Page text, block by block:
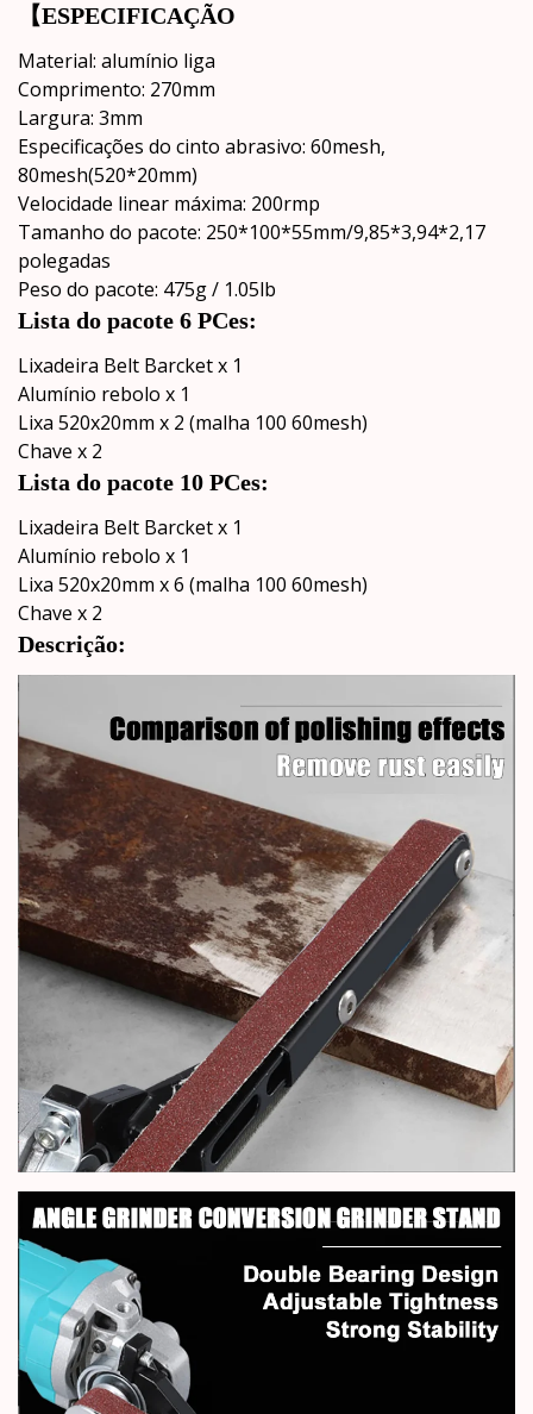
【ESPECIFICAÇÃO
Material: alumínio liga
Comprimento: 270mm
Largura: 3mm
Especificações do cinto abrasivo: 60mesh,
80mesh(520*20mm)
Velocidade linear máxima: 200rmp
Tamanho do pacote: 250*100*55mm/9,85*3,94*2,17
polegadas
Peso do pacote: 475g / 1.05lb
Lista do pacote 6 PCes:
Lixadeira Belt Barcket x 1
Alumínio rebolo x 1
Lixa 520x20mm x 2 (malha 100 60mesh)
Chave x 2
Lista do pacote 10 PCes:
Lixadeira Belt Barcket x 1
Alumínio rebolo x 1
Lixa 520x20mm x 6 (malha 100 60mesh)
Chave x 2
Descrição: